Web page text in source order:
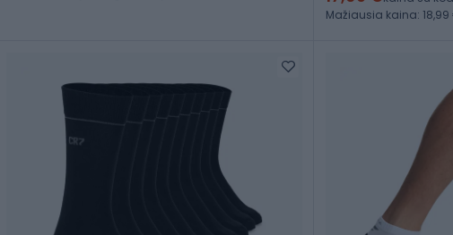
Mažiausia kaina: 18,99